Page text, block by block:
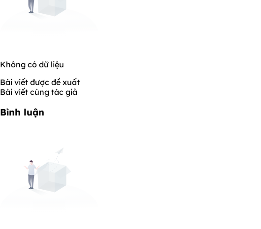
Không có dữ liệu
Bài viết được đề xuất
Bài viết cùng tác giả
Bình luận